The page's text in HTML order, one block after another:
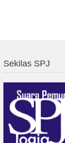
Sekilas SPJ